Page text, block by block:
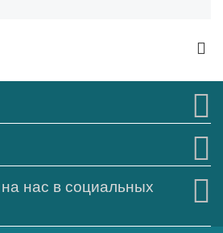
нас в социальных